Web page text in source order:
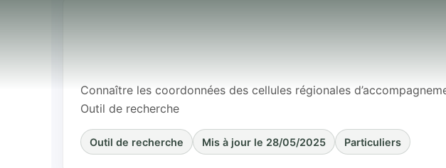
Connaître les
régionales
l’apprentissage
Connaître les coordonnées des cellules régionales
Outil de recherche
Outil de recherche Mis à jour le 28/05/2025 Particuliers